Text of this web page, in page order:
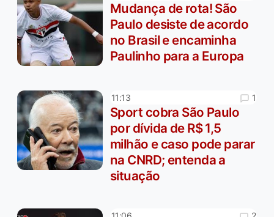
Mudança de rota! São
Paulo desiste de acordo
no Brasil e encaminha
Paulinho para a Europa
11:13 1
Sport cobra São Paulo
por dívida de R$ 1,5
milhão e caso pode parar
na CNRD; entenda a
situação